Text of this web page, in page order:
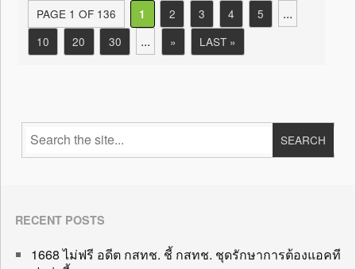
PAGE 1 OF 136 1 2 3 4 5 ...
10 20 30 ... » LAST »
RECENT POSTS
1668 ไม่ฟรี อดีต กสทช. ชี้ กสทช. ชุดรักษาการต้องแอคที